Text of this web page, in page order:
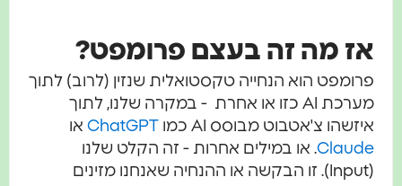
אז מה זה בעצם פרומפט?
פרומפט הוא הנחייה טקסטואלית שנזין (לרוב) לתוך
מערכת AI כזו או אחרת - במקרה שלנו, לתוך
איזשהו צ'אטבוט מבוסס AI כמו
ChatGPT או
Claude. או במילים אחרות - זה הקלט שלנו
(Input). זו הבקשה או ההנחיה שאנחנו מזינים